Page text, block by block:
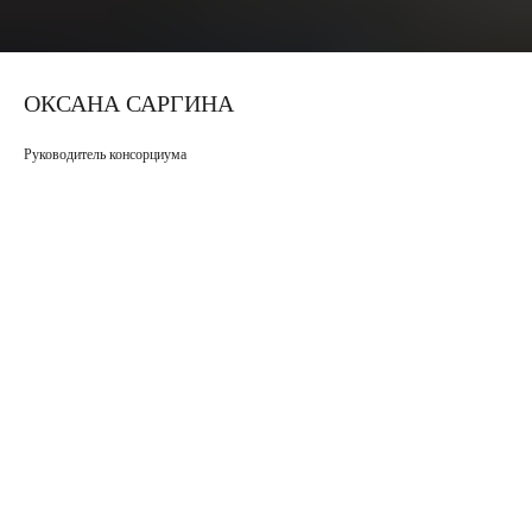
ОКСАНА САРГИНА
Руководитель консорциума